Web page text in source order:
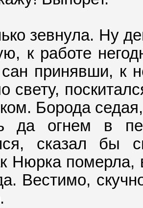
зевнула. Ну
к работе
принявши, к
свету,
Борода седая,
да огнем в
сказал бы
Нюрка
Вестимо,